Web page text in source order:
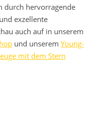
durch hervorragende
exzellente
auch auf in unserem
und unserem Young-
mit dem Stern